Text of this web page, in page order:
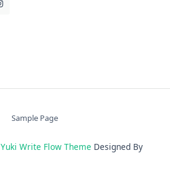
Sample Page
Yuki Write Flow Theme Designed By